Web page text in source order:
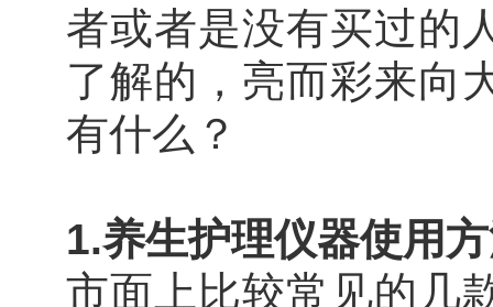
者或者是没有买过的
了解的，亮而彩来向
有什么？
1.养生护理仪器使用
市面上比较常见的几